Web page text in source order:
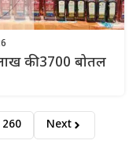
की 3700 बोतल
260 Next